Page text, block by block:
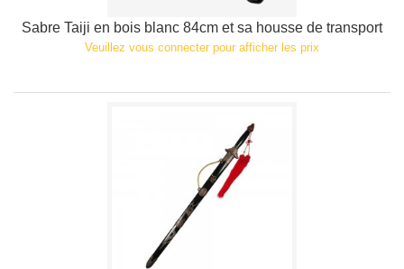
Sabre Taiji en bois blanc 84cm et sa housse de transport
Veuillez vous connecter pour afficher les prix